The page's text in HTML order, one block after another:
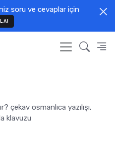
soru ve cevaplar için
çekav osmanlıca yazılışı,
klavuzu